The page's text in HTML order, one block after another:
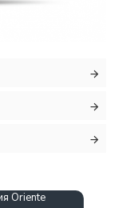
Oriente